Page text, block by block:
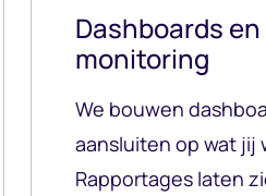
Dashboards en
monitoring
We bouwen
aansluiten op wat jij
Rapportages laten